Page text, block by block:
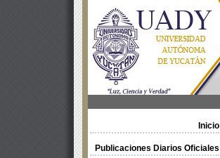
Inicio
Publicaciones Diarios Oficiales